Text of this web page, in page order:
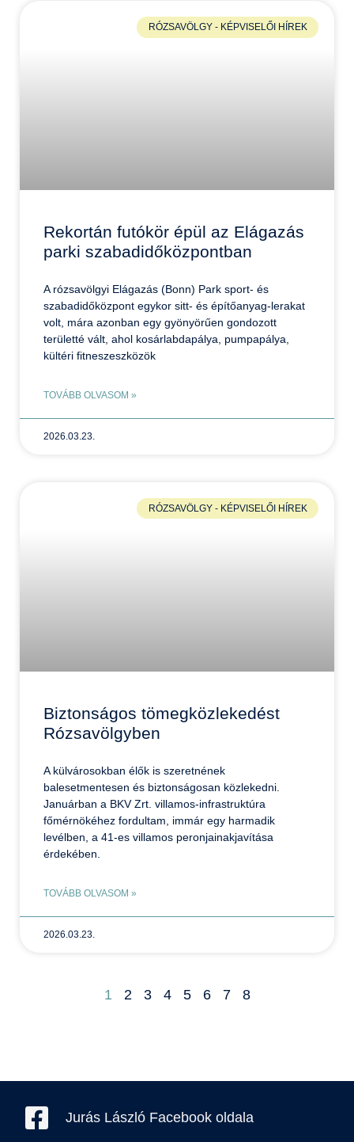
RÓZSAVÖLGY - KÉPVISELŐI HÍREK
Rekortán futókör épül az Elágazás
parki szabadidőközpontban
A rózsavölgyi Elágazás (Bonn) Park sport- és
szabadidőközpont egykor sitt- és építőanyag-lerakat
volt, mára azonban egy gyönyörűen gondozott
területté vált, ahol kosárlabdapálya, pumpapálya,
kültéri fitneszeszközök
TOVÁBB OLVASOM »
2026.03.23.
RÓZSAVÖLGY - KÉPVISELŐI HÍREK
Biztonságos tömegközlekedést
Rózsavölgyben
A külvárosokban élők is szeretnének
balesetmentesen és biztonságosan közlekedni.
Januárban a BKV Zrt. villamos-infrastruktúra
főmérnökéhez fordultam, immár egy harmadik
levélben, a 41-es villamos peronjainakjavítása
érdekében.
TOVÁBB OLVASOM »
2026.03.23.
1 2 3 4 5 6 7 8
Jurás László Facebook oldala